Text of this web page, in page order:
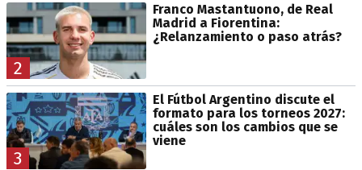
2
Franco Mastantuono, de Real
Madrid a Fiorentina:
¿Relanzamiento o paso atrás?
3
El Fútbol Argentino discute el
formato para los torneos 2027:
cuáles son los cambios que se
viene